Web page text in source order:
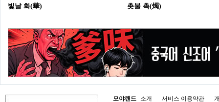
빛날 화(華) 촛불 촉(燭)
모야랜드 소개 서비스 이용약관